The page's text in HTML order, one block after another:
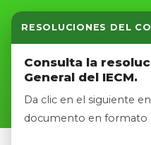
RESOLUCIONES DEL
Consulta la
General del IECM.
Da clic en el siguiente
documento en formato
Inicio Nosotros